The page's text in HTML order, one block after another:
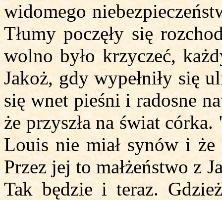
widomego
Tłumy poczęły się
wolno było krzyczeć,
Jakoż, gdy wypełniły się
się wnet pieśni i radosne
że przyszła na świat
Louis nie miał synów i że
Przez jej to małżeństwo z
Tak będzie i teraz.